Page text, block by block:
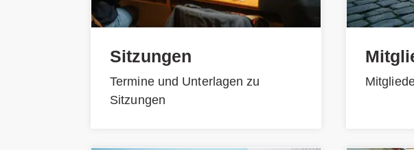
Sitzungen
Termine und Unterlagen zu
Sitzungen